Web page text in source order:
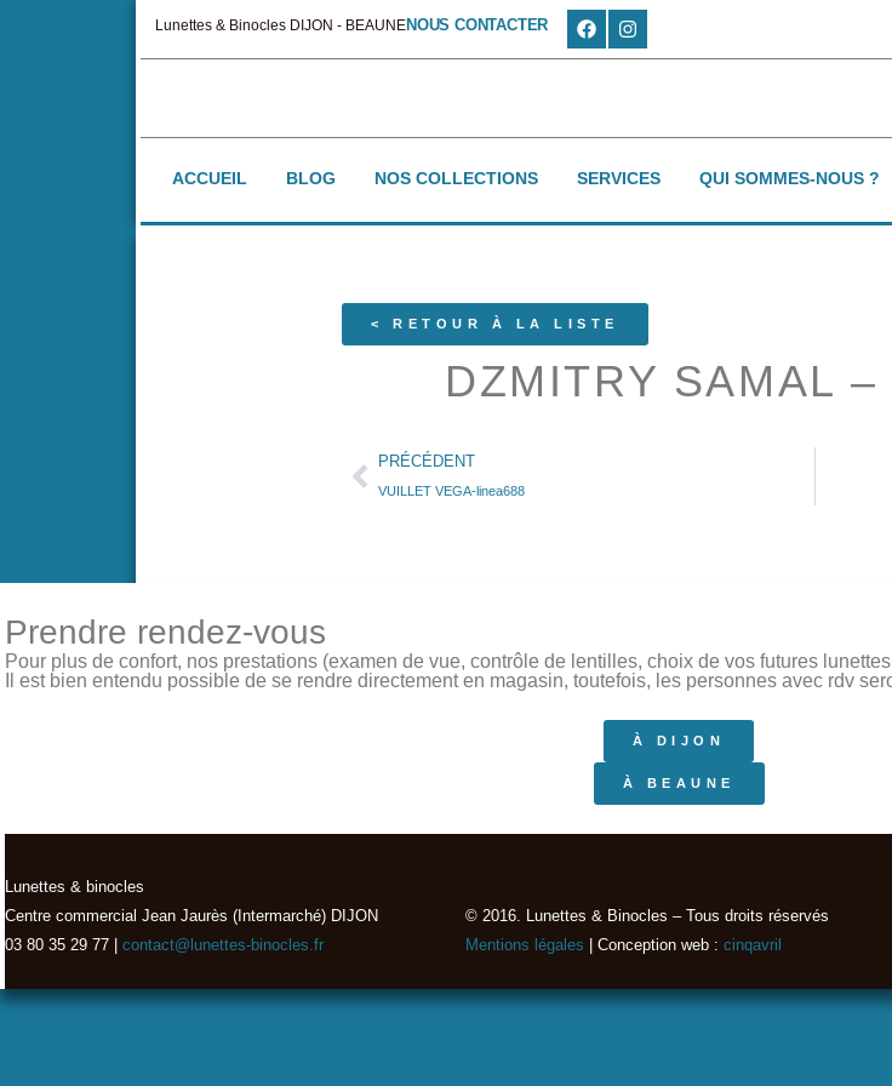
Lunettes & Binocles DIJON - BEAUNENOUS CONTACTER
ACCUEIL BLOG NOS COLLECTIONS SERVICES QUI SOMMES-NOUS ?
< RETOUR À LA LISTE
DZMITRY SAMAL
PRÉCÉDENT
VUILLET VEGA-linea688
Prendre rendez-vous
Pour plus de confort, nos prestations (examen de vue, contrôle de lentilles, choix de vos futures
Il est bien entendu possible de se rendre directement en magasin, toutefois, les personnes avec rdv
À DIJON
À BEAUNE
Lunettes & binocles
Centre commercial Jean Jaurès (Intermarché) DIJON
03 80 35 29 77 |
contact@lunettes-binocles.fr
© 2016. Lunettes & Binocles – Tous droits réservés​
Mentions légales | Conception web : cinqavril